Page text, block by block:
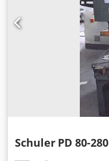
Schuler PD 80-280